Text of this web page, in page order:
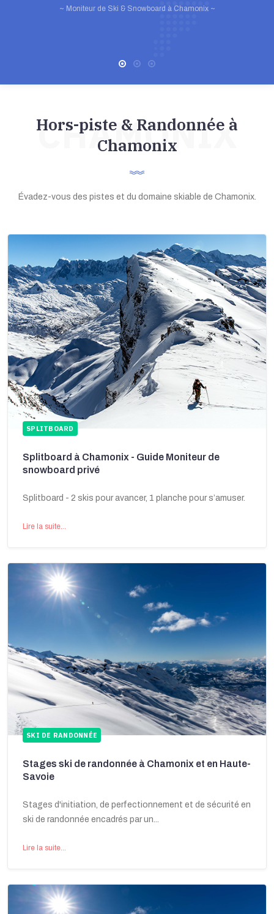
~ Moniteur de Ski & Snowboard à Chamonix ~
CHAMONIX
Hors-piste & Randonnée à
Chamonix
Évadez-vous des pistes et du domaine skiable de Chamonix.
SPLITBOARD
Splitboard à Chamonix - Guide Moniteur de
snowboard privé
Splitboard - 2 skis pour avancer, 1 planche pour s’amuser.
Lire la suite...
SKI DE RANDONNÉE
Stages ski de randonnée à Chamonix et en Haute-
Savoie
Stages d'initiation, de perfectionnement et de sécurité en
ski de randonnée encadrés par un...
Lire la suite...